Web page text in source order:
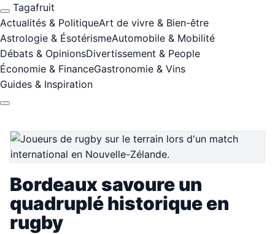
Tagafruit
Actualités & PolitiqueArt de vivre & Bien-être
Astrologie & ÉsotérismeAutomobile & Mobilité
Débats & OpinionsDivertissement & People
Économie & FinanceGastronomie & Vins
Guides & Inspiration
Bordeaux savoure un
quadruplé historique en
rugby